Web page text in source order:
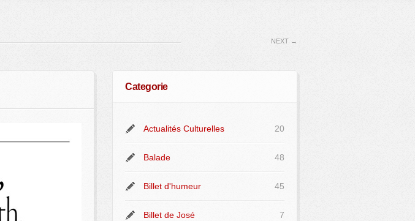
NEXT →
Categorie
Actualités Culturelles 20
Balade 48
Billet d'humeur 45
Billet de José 7